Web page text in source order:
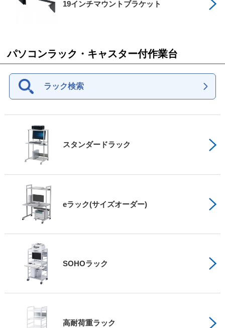
19インチマウントブラケット
パソコンラック・キャスター付作業台
ラック検索
スタンダードラック
eラック(サイズオーダー)
SOHOラック
高耐荷重ラック